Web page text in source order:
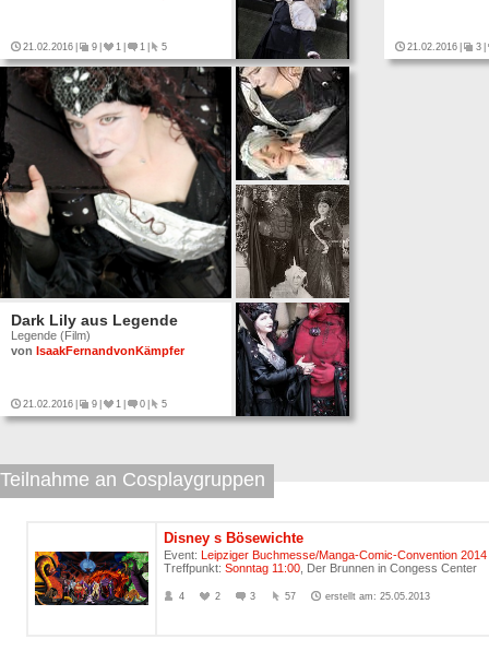
21.02.2016 9 1 1 5 21.02.2016 3
Dark Lily aus Legende
Legende (Film)
von IsaakFernandvonKämpfer
21.02.2016 9 1 0 5
Teilnahme an Cosplaygruppen
Disney s Bösewichte
Event: Leipziger Buchmesse/Manga-Comic-Convention 2014
Treffpunkt: Sonntag 11:00 , Der Brunnen in Congess Center
4 2 3 57 erstellt am: 25.05.2013